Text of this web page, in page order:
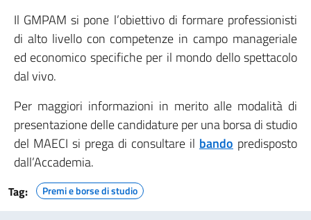
Il GMPAM si pone l’obiettivo di formare professionisti
di alto livello con competenze in campo manageriale
ed economico specifiche per il mondo dello spettacolo
dal vivo.
Per maggiori informazioni in merito alle modalità di
presentazione delle candidature per una borsa di studio
del MAECI si prega di consultare il bando predisposto
dall’Accademia.
Tag: Premi e borse di studio